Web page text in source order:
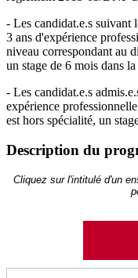
- Les candidat.e.s
3 ans d'expérience
niveau correspondant au
un stage de 6 mois dans
- Les candidat.e.s
expérience
est hors spécialité, un
Description du
Cliquez sur l'intitulé d'un